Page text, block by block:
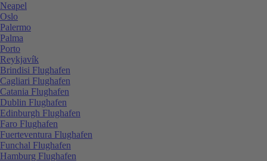
Neapel
Oslo
Palermo
Palma
Porto
Reykjavík
Brindisi Flughafen
Cagliari Flughafen
Catania Flughafen
Dublin Flughafen
Edinburgh Flughafen
Faro Flughafen
Fuerteventura Flughafen
Funchal Flughafen
Hamburg Flughafen